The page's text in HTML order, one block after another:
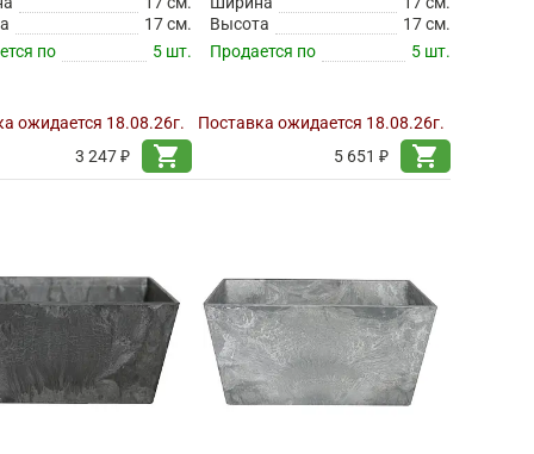
17 см.
по
5 шт.
ожидается 18.08.26г.
3 247 ₽
shopping_cart
Высота
17 см.
Продается по
5 шт.
Поставка ожидается 18.08.26г.
5 651 ₽
shopping_cart